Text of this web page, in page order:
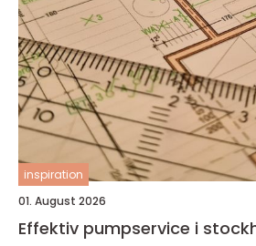
inspiration
01. August 2026
Effektiv pumpservice i